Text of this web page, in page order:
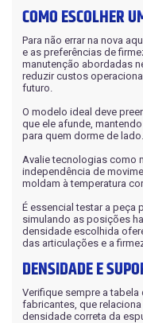
COMO ESCOLHER
Para não errar na nova
e as preferências de
manutenção abordadas
reduzir custos
futuro.
O modelo ideal deve
que ele afunde,
para quem dorme de lado.
Avalie tecnologias como
independência de
moldam à temperatura
É essencial testar a peça
simulando as posições
densidade escolhida
das articulações e a
DENSIDADE E
Verifique sempre a
fabricantes, que
densidade correta da